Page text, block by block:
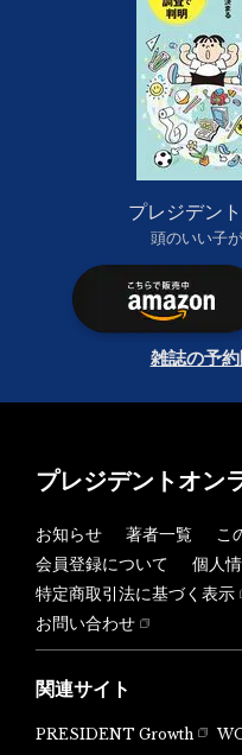
プレジデン
頭のいい子
雑誌の予
プレジデントオン
お知らせ 著者一覧
こ
会員登録について
個人
特定商取引法に基づく表示
お問い合わせ
関連サイト
PRESIDENT Growth